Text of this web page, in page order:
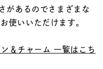
があるのでさまざまな
使いいただけます。
＆チャーム 一覧はこち